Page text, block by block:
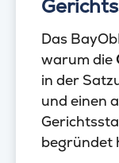
Das
warum die
in der
und einen
begründet